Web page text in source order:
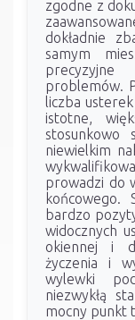
zgodne z
dokładnie
samym
precyzyjne
problemów.
liczba
istotne,
niewielkim
prowadzi do
bardzo
widocznych
okiennej i
życzenia i
wylewki
niezwykłą
mocny punkt